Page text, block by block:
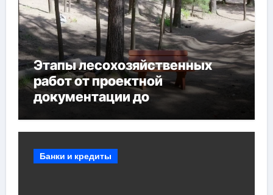
Этапы лесохозяйственных
работ от проектной
документации до
мероприятий и обустройства
Банки и кредиты